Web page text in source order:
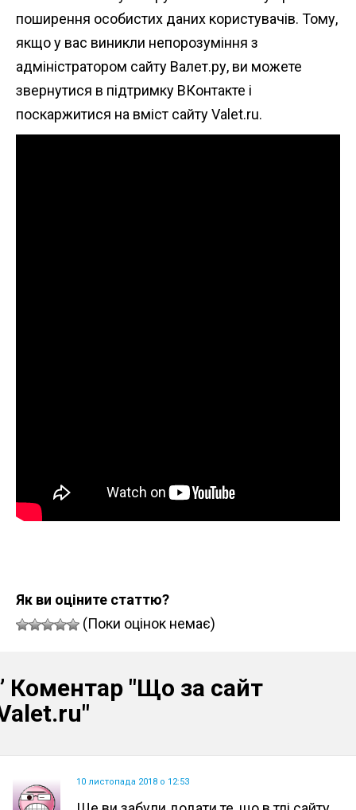
поширення особистих даних користувачів. Тому,
якщо у вас виникли непорозуміння з
адміністратором сайту Валет.ру, ви можете
звернутися в підтримку ВКонтакте і
поскаржитися на вміст сайту Valet.ru.
Як ви оціните статтю?
(Поки оцінок немає)
Коментар "Що за сайт
10 листопада 2018 о 12:53